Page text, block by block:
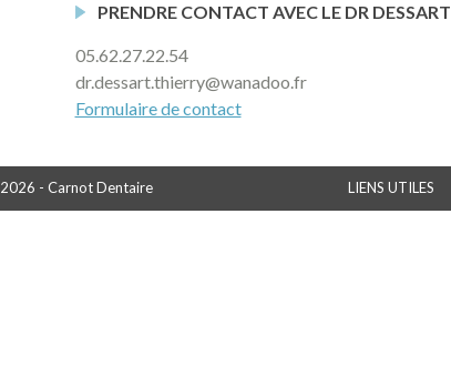
PRENDRE CONTACT AVEC LE DR DESSART
05.62.27.22.54
dr.dessart.thierry@wanadoo.fr
Formulaire de contact
2026 - Carnot Dentaire LIENS UTILES